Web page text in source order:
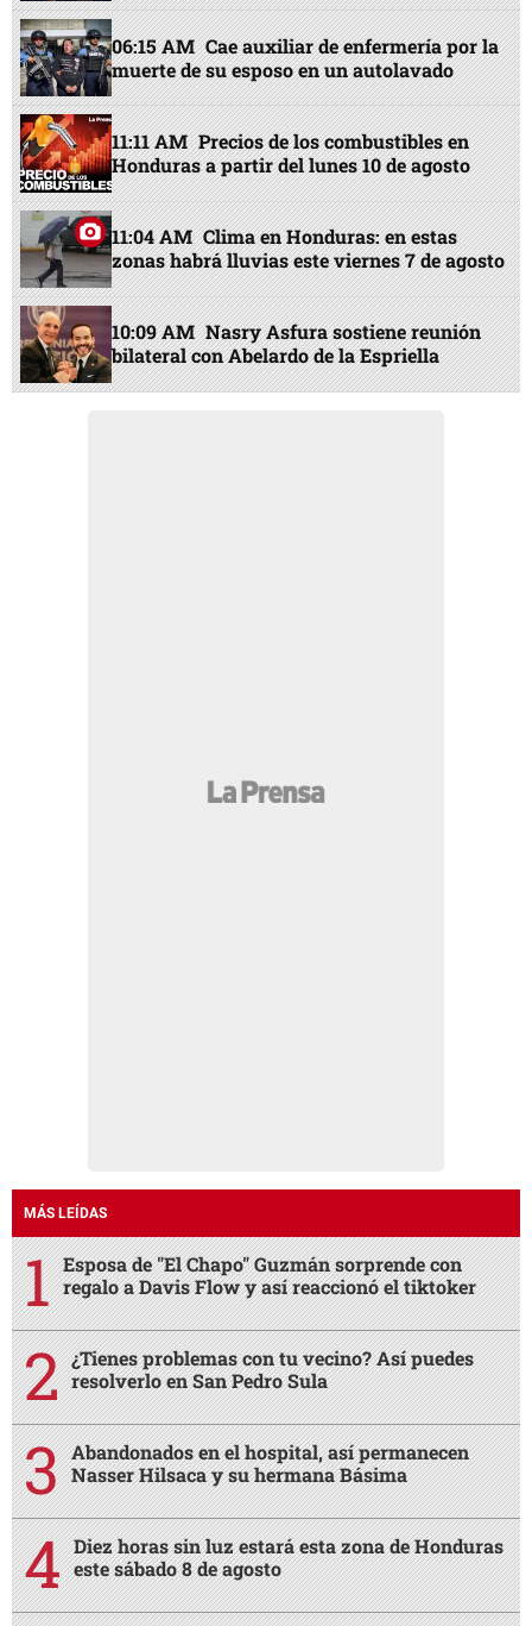
06:15 AM Cae auxiliar de enfermería por la
muerte de su esposo en un autolavado
11:11 AM Precios de los combustibles en
Honduras a partir del lunes 10 de agosto
11:04 AM Clima en Honduras: en estas
zonas habrá lluvias este viernes 7 de agosto
10:09 AM Nasry Asfura sostiene reunión
bilateral con Abelardo de la Espriella
MÁS LEÍDAS
Esposa de "El Chapo" Guzmán sorprende con
regalo a Davis Flow y así reaccionó el tiktoker
¿Tienes problemas con tu vecino? Así puedes
resolverlo en San Pedro Sula
Abandonados en el hospital, así permanecen
Nasser Hilsaca y su hermana Básima
Diez horas sin luz estará esta zona de Honduras
este sábado 8 de agosto